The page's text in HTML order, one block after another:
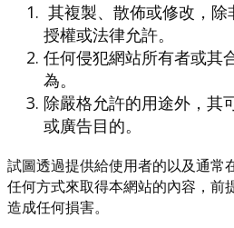
其複製、散佈或修改，
授權或法律允許。
任何侵犯網站所有者或其
為。
除嚴格允許的用途外，其
或廣告目的。
試圖透過提供給使用者的以及通常
任何方式來取得本網站的內容，前
造成任何損害。